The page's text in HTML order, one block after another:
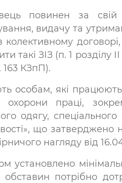
повинен за
видачу та
колективному
такі ЗІЗ (п. 1 розділу
163 КЗпП).
особам, які
охорони праці,
одягу,
що затверджено
нагляду від
установлено
обставин потрібно